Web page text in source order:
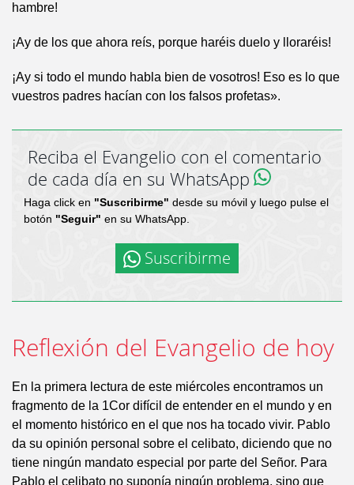
hambre!
¡Ay de los que ahora reís, porque haréis duelo y lloraréis!
¡Ay si todo el mundo habla bien de vosotros! Eso es lo que
vuestros padres hacían con los falsos profetas».
Reciba el Evangelio con el comentario
de cada día en su WhatsApp
Haga click en "Suscribirme" desde su móvil y luego pulse el
botón "Seguir" en su WhatsApp.
Suscribirme
Reflexión del Evangelio de hoy
En la primera lectura de este miércoles encontramos un
fragmento de la 1Cor difícil de entender en el mundo y en
el momento histórico en el que nos ha tocado vivir. Pablo
da su opinión personal sobre el celibato, diciendo que no
tiene ningún mandato especial por parte del Señor. Para
Pablo el celibato no suponía ningún problema, sino que